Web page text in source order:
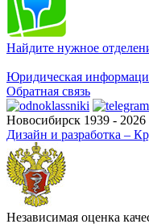
Найдите нужное
Юридическая
Обратная связь
Новосибирск 1939 - 2026
Дизайн и разработка –
Независимая оценка